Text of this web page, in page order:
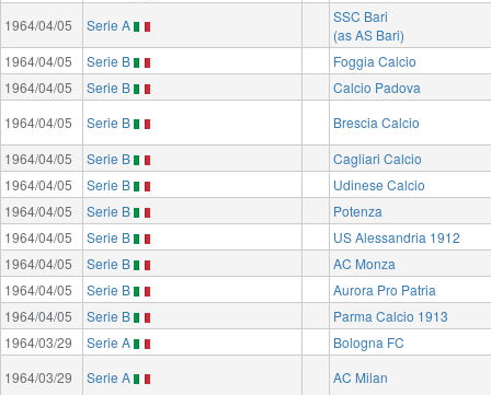
1964/04/05
Serie A
SSC Bari
(as AS Bari)
1964/04/05
Serie B
Foggia Calcio
1964/04/05
Serie B
Calcio Padova
1964/04/05
Serie B
Brescia Calcio
1964/04/05
Serie B
Cagliari Calcio
1964/04/05
Serie B
Udinese Calcio
1964/04/05
Serie B
Potenza
1964/04/05
Serie B
US Alessandria 1912
1964/04/05
Serie B
AC Monza
1964/04/05
Serie B
Aurora Pro Patria
1964/04/05
Serie B
Parma Calcio 1913
1964/03/29
Serie A
Bologna FC
1964/03/29
Serie A
AC Milan